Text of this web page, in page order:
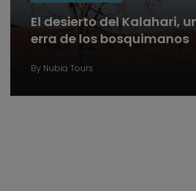
El desierto del Kalahari,
erra de los bosquimanos
By Nubia Tours